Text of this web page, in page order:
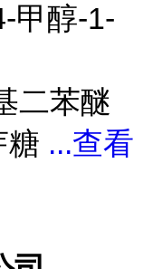
甲醇-1-
二苯醚
糖 ...查看